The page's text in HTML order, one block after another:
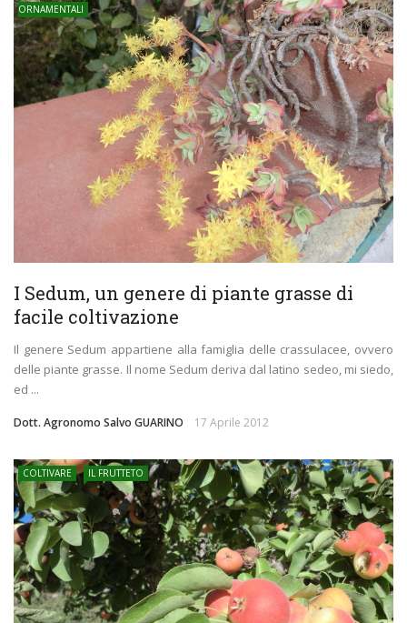
ORNAMENTALI
I Sedum, un genere di piante grasse di
facile coltivazione
Il genere Sedum appartiene alla famiglia delle crassulacee, ovvero
delle piante grasse. Il nome Sedum deriva dal latino sedeo, mi siedo,
ed ...
Dott. Agronomo Salvo GUARINO 17 Aprile 2012
COLTIVARE IL FRUTTETO